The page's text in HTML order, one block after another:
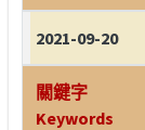
2021-09-20
關鍵字
Keywords